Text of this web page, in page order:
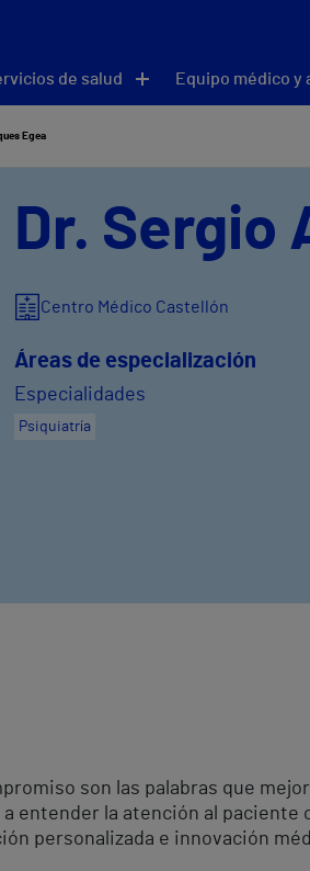
de salud Equipo médico y
Egea
Dr. Sergio
Centro Médico Castellón
Áreas de especialización
Especialidades
Psiquiatría
son las palabras que
a entender la atención al
personalizada e innovación